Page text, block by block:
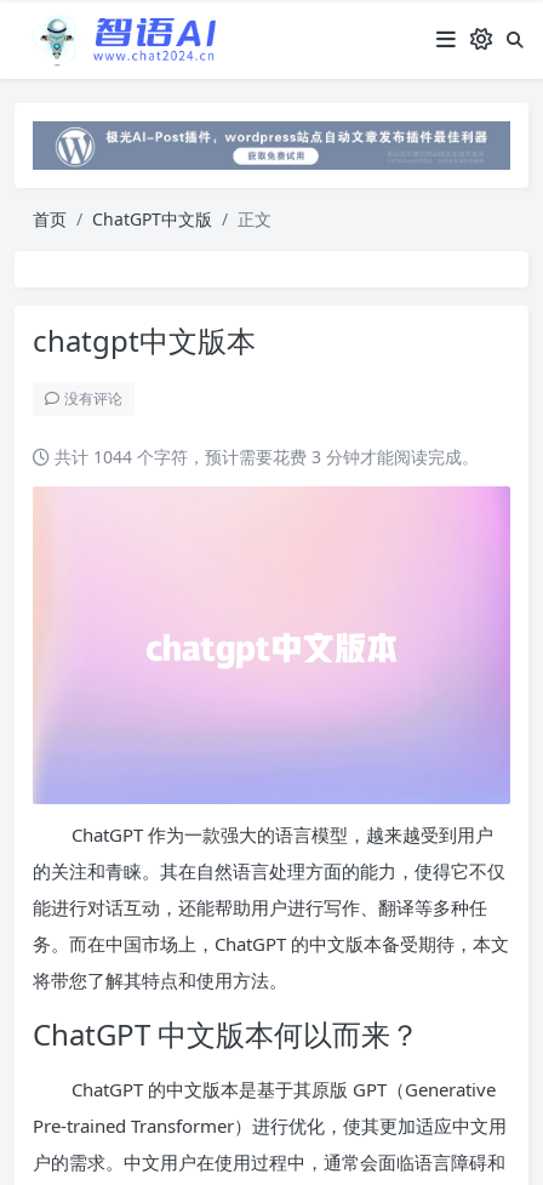
首页 ChatGPT中文版 正文
chatgpt中文版本
没有评论
共计 1044 个字符，预计需要花费 3 分钟才能阅读完成。
ChatGPT 作为一款强大的语言模型，越来越受到用户
的关注和青睐。其在自然语言处理方面的能力，使得它不仅
能进行对话互动，还能帮助用户进行写作、翻译等多种任
务。而在中国市场上，ChatGPT 的中文版本备受期待，本文
将带您了解其特点和使用方法。
ChatGPT 中文版本何以而来？
ChatGPT 的中文版本是基于其原版 GPT（Generative
Pre-trained Transformer）进行优化，使其更加适应中文用
户的需求。中文用户在使用过程中，通常会面临语言障碍和